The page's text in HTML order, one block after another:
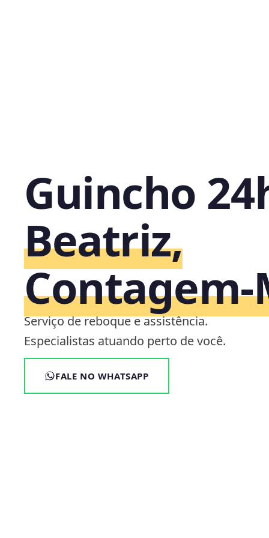
Guincho
Beatriz,
Serviço de reboque e assistência.
Especialistas atuando perto de você.
FALE NO WHATSAPP